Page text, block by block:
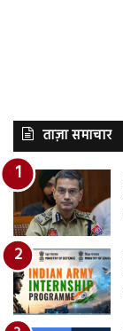
ताज़ा समाचार